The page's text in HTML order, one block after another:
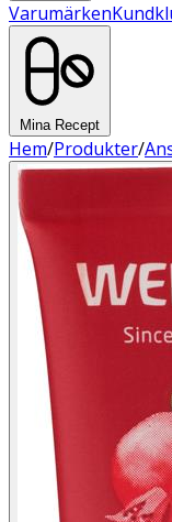
Varumärken
Mina Recept
Hem/Produkter/